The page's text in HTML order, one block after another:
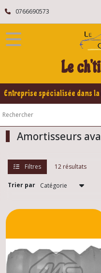
0766690573
Le
Amortisseurs
Filtres 12 résultats
Trier par
Fermer
FILTRES
Peugeot
205
Train
205
Pièces
direction
avant
205
205
(9)